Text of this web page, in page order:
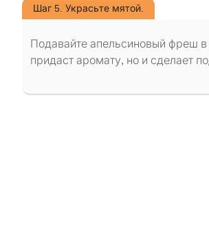
Шаг 5. Украсьте мятой.
Подавайте апельсиновый фреш в
придаст аромату, но и сделает